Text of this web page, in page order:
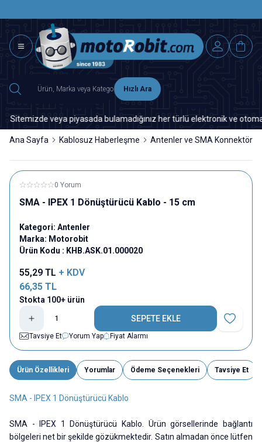
Hızlı Ara
veya piyasada bulamadığınız her türlü elektronik ve
Ana Sayfa Kablosuz Haberleşme Antenler ve SMA Konnektörler
0 Yorum
SMA - IPEX 1 Dönüştürücü Kablo - 15 cm
Kategori: Antenler
Marka: Motorobit
Ürün Kodu : KHB.ASK.01.000020
55,29 TL + KDV
66,35 TL
Stokta 100+ ürün
SEPETE EKLE
Favoriye
Tavsiye Et
Yorum Yap Fiyat Alarmı
Ürün Özellikleri Yorumlar Ödeme Seçenekleri Tavsiye Et
SMA - IPEX 1 Dönüştürücü Kablo
SMA - IPEX 1 Dönüştürücü Kablo. Ürün görsellerinde bağlantı
bölgeleri net bir şekilde gözükmektedir. Satın almadan önce lütfen